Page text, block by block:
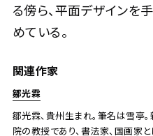
る傍ら、平面デザインを
めている。
関連作家
鄒光霖
鄒光霖、貴州生まれ。筆名は雪亭
院の教授であり、書法家、国画家と